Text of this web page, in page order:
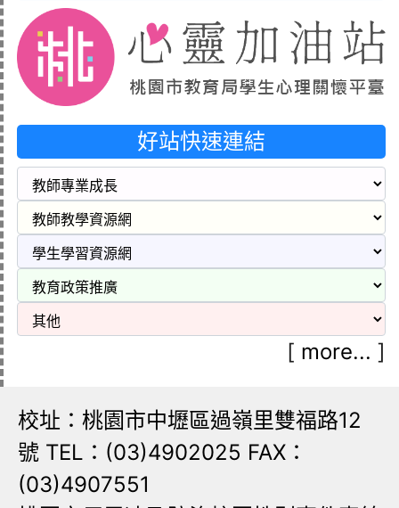
好站快速連結
[ more... ]
校址：桃園市中壢區過嶺里雙福路12
號 TEL：(03)4902025 FAX：
(03)4907551